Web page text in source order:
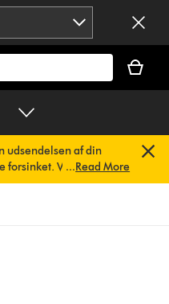
er
tom
udsendelsen af din
forsinket. Vi arbejder
ikke at foretage
blive sendt til dig
...Read More